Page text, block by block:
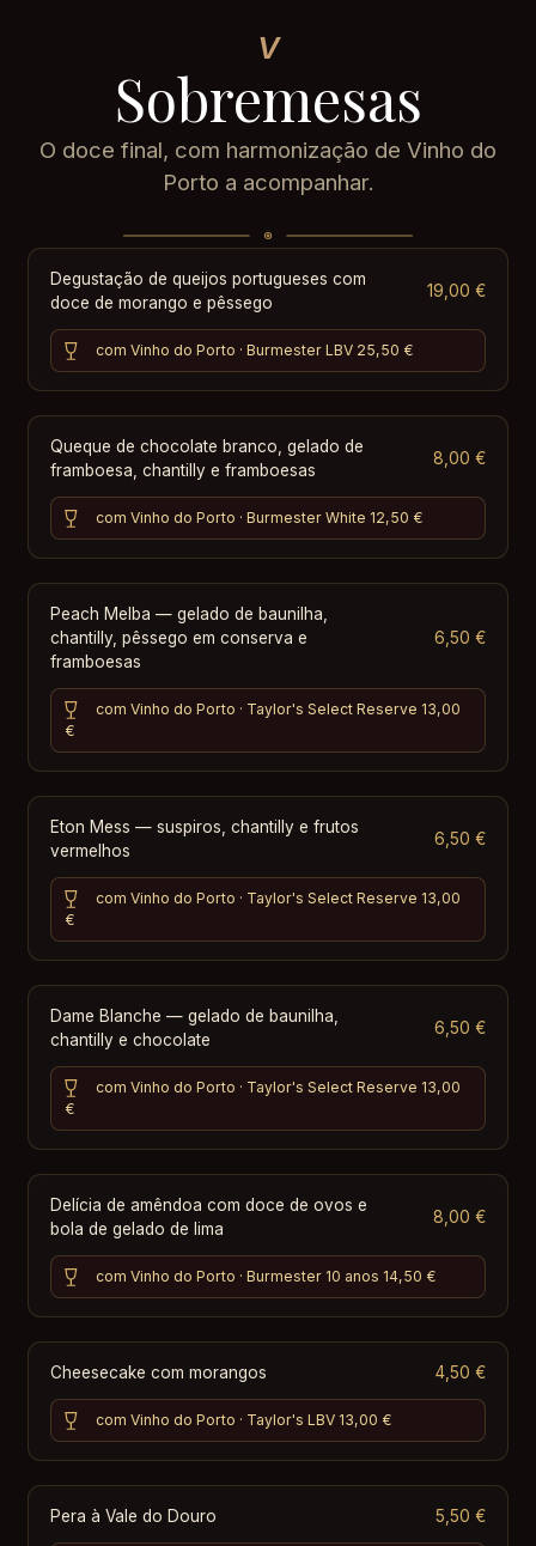
V
Sobremesas
O doce final, com harmonização de Vinho do
Porto a acompanhar.
Degustação de queijos portugueses com
doce de morango e pêssego
19,00 €
com Vinho do Porto · Burmester LBV 25,50 €
Queque de chocolate branco, gelado de
framboesa, chantilly e framboesas
8,00 €
com Vinho do Porto · Burmester White 12,50 €
Peach Melba — gelado de baunilha,
chantilly, pêssego em conserva e
framboesas
6,50 €
com Vinho do Porto · Taylor's Select Reserve 13,00
€
Eton Mess — suspiros, chantilly e frutos
vermelhos
6,50 €
com Vinho do Porto · Taylor's Select Reserve 13,00
€
Dame Blanche — gelado de baunilha,
chantilly e chocolate
6,50 €
com Vinho do Porto · Taylor's Select Reserve 13,00
€
Delícia de amêndoa com doce de ovos e
bola de gelado de lima
8,00 €
com Vinho do Porto · Burmester 10 anos 14,50 €
Cheesecake com morangos 4,50 €
com Vinho do Porto · Taylor's LBV 13,00 €
Pera à Vale do Douro 5,50 €